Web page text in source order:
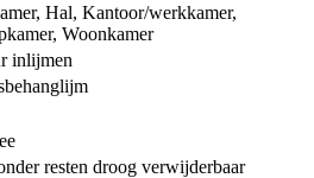
, Hal, Kantoor/werkkamer,
, Woonkamer
inlijmen
resten droog verwijderbaar